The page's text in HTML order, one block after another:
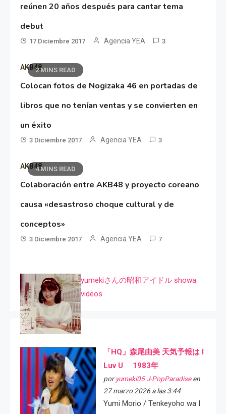
reúnen 20 años después para cantar tema
debut
17 Diciembre 2017 Agencia YEA 3
2 MINS READ
AKB48
Colocan fotos de Nogizaka 46 en portadas de
libros que no tenían ventas y se convierten en
un éxito
3 Diciembre 2017 Agencia YEA 3
4 MINS READ
AKB48
Colaboración entre AKB48 y proyecto coreano
causa «desastroso choque cultural y de
conceptos»
3 Diciembre 2017 Agencia YEA 7
yumekiさんの昭和アイドル showa
videos
「HQ」森尾由美 天気予報は I
Luv U 1983年
por yumeki05 J-PopParadiseen
27 marzo 2026 a las 3:44
Yumi Morio / Tenkeyoho wa I